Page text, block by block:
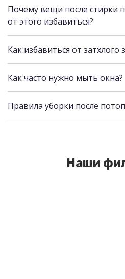
Почему вещи после стирки
от этого избавиться?
Как избавиться от затхлого
Как часто нужно мыть окна?
Правила уборки после
Наши